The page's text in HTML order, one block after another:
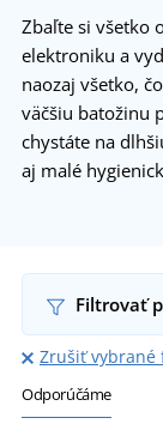
Zbaľte si všetko
elektroniku a
naozaj všetko,
väčšiu batožinu
chystáte na
aj malé
Filtrovať
Zrušiť vybrané
Odporúčáme